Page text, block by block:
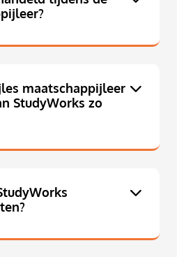
maatschappijleer
StudyWorks zo